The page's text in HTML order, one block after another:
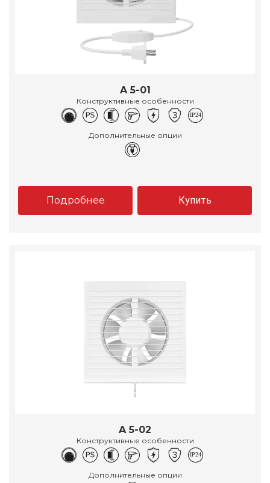
A 5-01
Конструктивные особенности
Дополнительные опции
Подробнее Купить
A 5-02
Конструктивные особенности
Дополнительные опции